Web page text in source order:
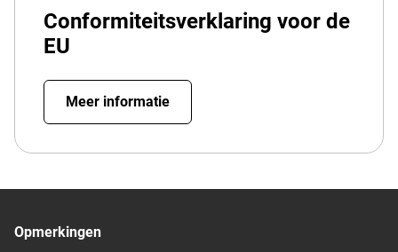
Conformiteitsverklaring voor de
EU
Meer informatie
Opmerkingen